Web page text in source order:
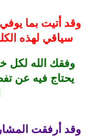
وقد أتيت بما
سياقي لهذه
وفقك الله لكل
يحتاج فيه عن
وقد أرفقت